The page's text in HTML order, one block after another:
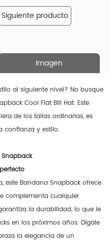
Siguiente producto
Imagen
al siguiente nivel? No busque
Cool Flat Bill Hat. Este
de los tallas ordinarias, es
confianza y estilo.
este Bandana Snapback ofrece
complementa cualquier
la durabilidad, lo que le
en los próximos años. Dígale
la elegancia de un